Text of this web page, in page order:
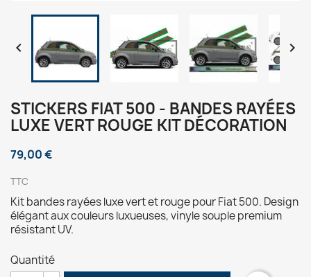
 
STICKERS FIAT 500 - BANDES RAYÉES
LUXE VERT ROUGE KIT DÉCORATION
79,00 €
TTC
Kit bandes rayées luxe vert et rouge pour Fiat 500. Design
élégant aux couleurs luxueuses, vinyle souple premium
résistant UV.
Quantité